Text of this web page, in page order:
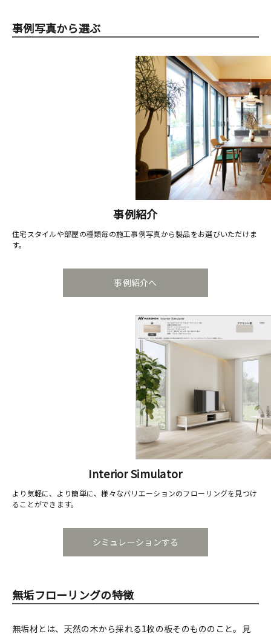
事例写真から選ぶ
事例紹介
住宅スタイルや部屋の種類毎の施工事例写真から製品をお選びいただけま
す。
事例紹介へ
Interior Simulator
より気軽に、より簡単に、様々なバリエーションのフローリングを見つけ
ることができます。
シミュレーションする
無垢フローリングの特徴
無垢材とは、天然の木から採れる1枚の板そのもののこと。見